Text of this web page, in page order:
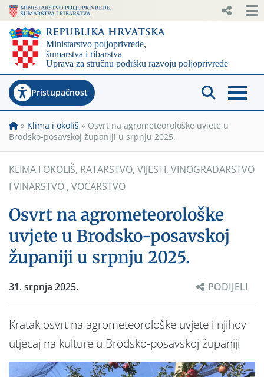
Pristupačnost
» Klima i okoliš » Osvrt na agrometeorološke uvjete u
Brodsko-posavskoj županiji u srpnju 2025.
KLIMA I OKOLIŠ, RATARSTVO, VIJESTI, VINOGRADARSTVO
I VINARSTVO , VOĆARSTVO
Osvrt na agrometeorološke
uvjete u Brodsko-posavskoj
županiji u srpnju 2025.
31. srpnja 2025. PODIJELI
Kratak osvrt na agrometeorološke uvjete i njihov
utjecaj na kulture u Brodsko-posavskoj županiji